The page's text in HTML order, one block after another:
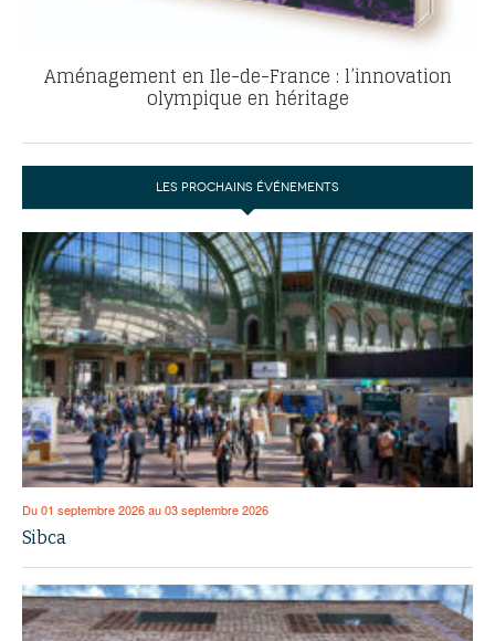
Aménagement en Ile-de-France : l’innovation
olympique en héritage
LES PROCHAINS ÉVÉNEMENTS
Du 01 septembre 2026 au 03 septembre 2026
Sibca